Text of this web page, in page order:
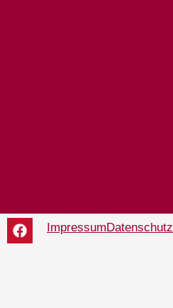
Impressum Datenschutz